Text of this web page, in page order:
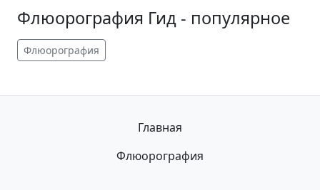
Флюорография Гид - популярное
Флюорография
Главная
Флюорография